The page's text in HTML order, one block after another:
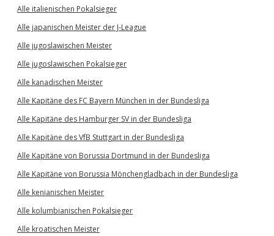
Alle italienischen Pokalsieger
Alle japanischen Meister der J-League
Alle jugoslawischen Meister
Alle jugoslawischen Pokalsieger
Alle kanadischen Meister
Alle Kapitäne des FC Bayern München in der Bundesliga
Alle Kapitäne des Hamburger SV in der Bundesliga
Alle Kapitäne des VfB Stuttgart in der Bundesliga
Alle Kapitäne von Borussia Dortmund in der Bundesliga
Alle Kapitäne von Borussia Mönchengladbach in der Bundesliga
Alle kenianischen Meister
Alle kolumbianischen Pokalsieger
Alle kroatischen Meister